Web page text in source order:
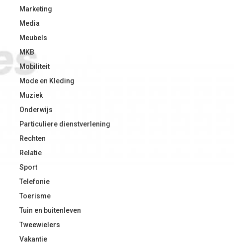
Marketing
Media
Meubels
MKB
Mobiliteit
Mode en Kleding
Muziek
Onderwijs
Particuliere dienstverlening
Rechten
Relatie
Sport
Telefonie
Toerisme
Tuin en buitenleven
Tweewielers
Vakantie